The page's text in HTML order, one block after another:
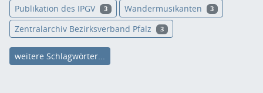
Publikation des IPGV 3 Wandermusikanten 3
Zentralarchiv Bezirksverband Pfalz 3
weitere Schlagwörter...